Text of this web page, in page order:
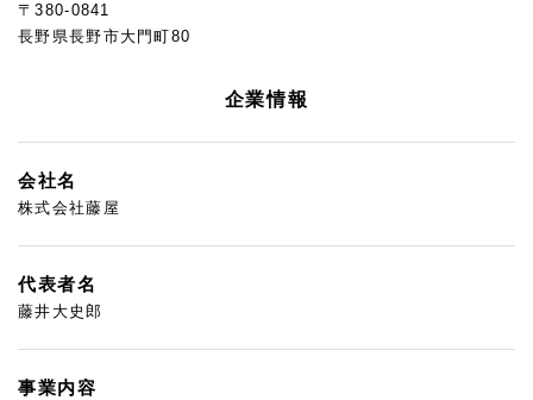
〒380-0841
長野県長野市大門町80
企業情報
会社名
株式会社藤屋
代表者名
藤井大史郎
事業内容